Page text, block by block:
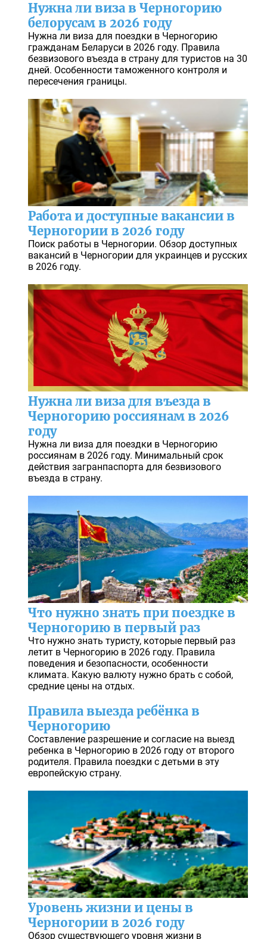
Нужна ли виза в Черногорию
белорусам в 2026 году
Нужна ли виза для поездки в Черногорию
гражданам Беларуси в 2026 году. Правила
безвизового въезда в страну для туристов на 30
дней. Особенности таможенного контроля и
пересечения границы.
Работа и доступные вакансии в
Черногории в 2026 году
Поиск работы в Черногории. Обзор доступных
вакансий в Черногории для украинцев и русских
в 2026 году.
Нужна ли виза для въезда в
Черногорию россиянам в 2026
году
Нужна ли виза для поездки в Черногорию
россиянам в 2026 году. Минимальный срок
действия загранпаспорта для безвизового
въезда в страну.
Что нужно знать при поездке в
Черногорию в первый раз
Что нужно знать туристу, которые первый раз
летит в Черногорию в 2026 году. Правила
поведения и безопасности, особенности
климата. Какую валюту нужно брать с собой,
средние цены на отдых.
Правила выезда ребёнка в
Черногорию
Составление разрешение и согласие на выезд
ребенка в Черногорию в 2026 году от второго
родителя. Правила поездки с детьми в эту
европейскую страну.
Уровень жизни и цены в
Черногории в 2026 году
Обзор существующего уровня жизни в